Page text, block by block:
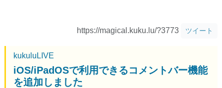
https://magical.kuku.lu/?3773 ツイート
kukuluLIVE
iOS/iPadOSで利用できるコメントバー機能
を追加しました